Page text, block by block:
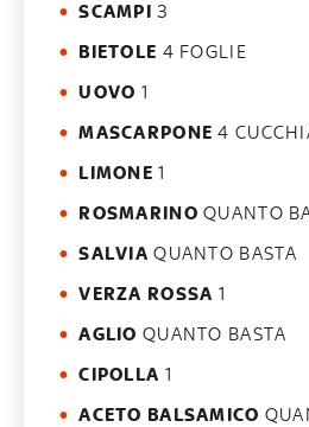
SCAMPI 3
BIETOLE 4 FOGLIE
UOVO 1
MASCARPONE 4
LIMONE 1
ROSMARINO QUANTO
SALVIA QUANTO BASTA
VERZA ROSSA 1
AGLIO QUANTO BASTA
CIPOLLA 1
ACETO BALSAMICO